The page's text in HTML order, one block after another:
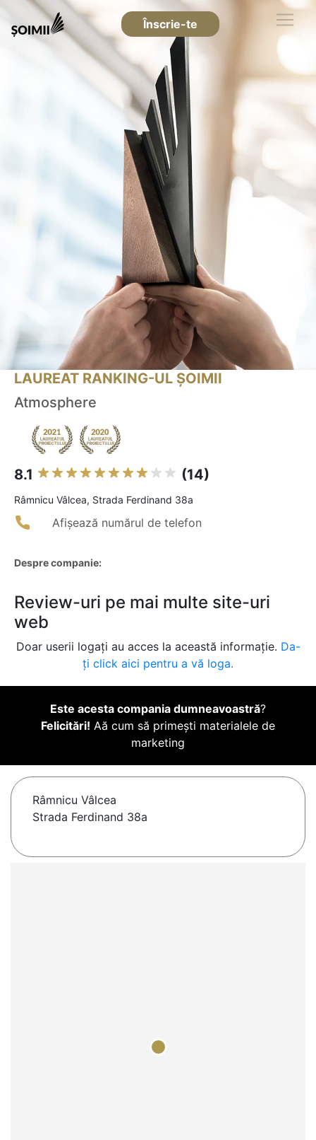
Înscrie-te
LAUREAT RANKING-UL ȘOIMII
Atmosphere
8.1 (14)
Râmnicu Vâlcea, Strada Ferdinand 38a
Afișează numărul de telefon
Despre companie:
Review-uri pe mai multe site-uri
web
Doar userii logați au acces la această informație. Da-
ți click aici pentru a vă loga.
Este acesta compania dumneavoastră?
Felicitări! Aă cum să primești materialele de
marketing
Râmnicu Vâlcea
Strada Ferdinand 38a